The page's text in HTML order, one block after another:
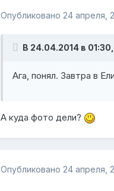
Опубликовано 24 апреля,
В 24.04.2014 в
Ага, понял. Завтра в
А куда фото дели?
Опубликовано 24 апреля,